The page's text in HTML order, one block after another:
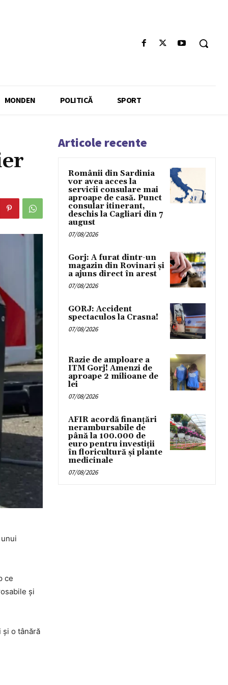
MONDEN POLITICĂ SPORT
ce
și
și o tânără
Articole recente
Românii din Sardinia
vor avea acces la
servicii consulare mai
aproape de casă. Punct
consular itinerant,
deschis la Cagliari din 7
august
07/08/2026
Gorj: A furat dintr-un
magazin din Rovinari și
a ajuns direct în arest
07/08/2026
GORJ: Accident
spectaculos la Crasna!
07/08/2026
Razie de amploare a
ITM Gorj! Amenzi de
aproape 2 milioane de
lei
07/08/2026
AFIR acordă finanțări
nerambursabile de
până la 100.000 de
euro pentru investiții
în floricultură și plante
medicinale
07/08/2026